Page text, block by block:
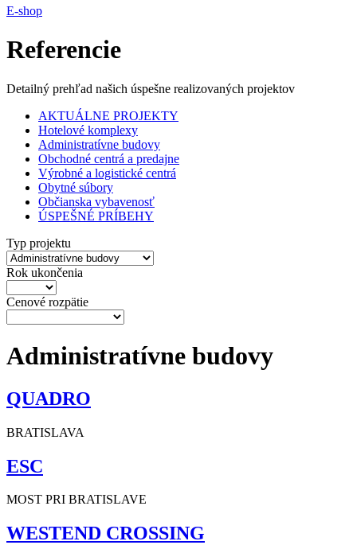
E-shop
Referencie
Detailný prehľad našich úspešne realizovaných projektov
AKTUÁLNE PROJEKTY
Hotelové komplexy
Administratívne budovy
Obchodné centrá a predajne
Výrobné a logistické centrá
Obytné súbory
Občianska vybavenosť
ÚSPEŠNÉ PRÍBEHY
Typ projektu
Rok ukončenia
Cenové rozpätie
Administratívne budovy
QUADRO
BRATISLAVA
ESC
MOST PRI BRATISLAVE
WESTEND CROSSING